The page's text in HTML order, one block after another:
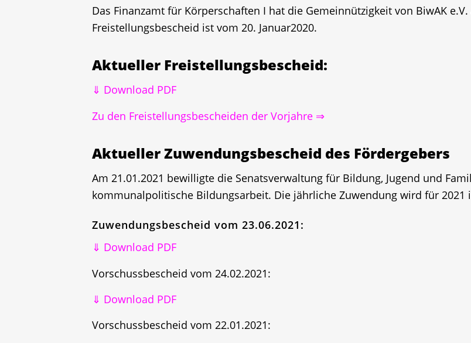
Das Finanzamt für Körperschaften I hat die Gemeinnützigkeit von BiwAK
Freistellungsbescheid ist vom 20. Januar2020.
Aktueller Freistellungsbescheid:
⇓ Download PDF
Zu den Freistellungsbescheiden der Vorjahre ⇒
Aktueller Zuwendungsbescheid des Fördergebers
Am 21.01.2021 bewilligte die Senatsverwaltung für Bildung, Jugend und
kommunalpolitische Bildungsarbeit. Die jährliche Zuwendung wird für 2021
Zuwendungsbescheid vom 23.06.2021:
⇓ Download PDF
Vorschussbescheid vom 24.02.2021:
⇓ Download PDF
Vorschussbescheid vom 22.01.2021: